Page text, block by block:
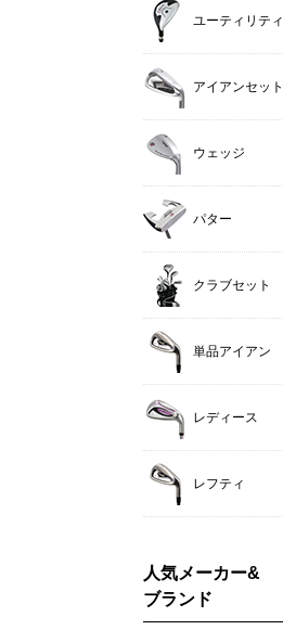
ユーティリティ
アイアンセット
ウェッジ
パター
クラブセット
単品アイアン
レディース
レフティ
人気メーカー&
ブランド